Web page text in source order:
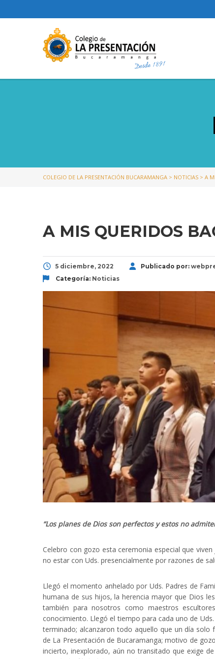
COLEGIO DE LA PRESENTACIÓN BUCARAMANGA > NOTICIAS > A
A MIS QUERIDOS
5 diciembre, 2022 Publicado por:
Categoría: Noticias
“Los planes de Dios son perfectos y estos no
Celebro con gozo esta ceremonia especial que
no estar con Uds. presencialmente por razones de
Llegó el momento anhelado por Uds. Padres de
humana de sus hijos, la herencia mayor que Dios
también para nosotros como maestros
conocimiento. Llegó el tiempo para cada uno de
terminado; alcanzaron todo aquello que un día solo
de La Presentación de Bucaramanga; motivo de
incierto, inexplorado, aún no transitado que exige